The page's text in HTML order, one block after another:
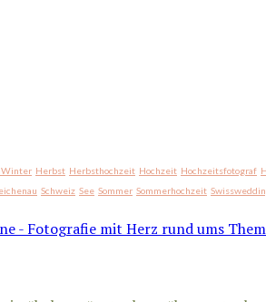
Herbst Herbsthochzeit Hochzeit Hochzeitsfotograf
Schweiz See Sommer Sommerhochzeit